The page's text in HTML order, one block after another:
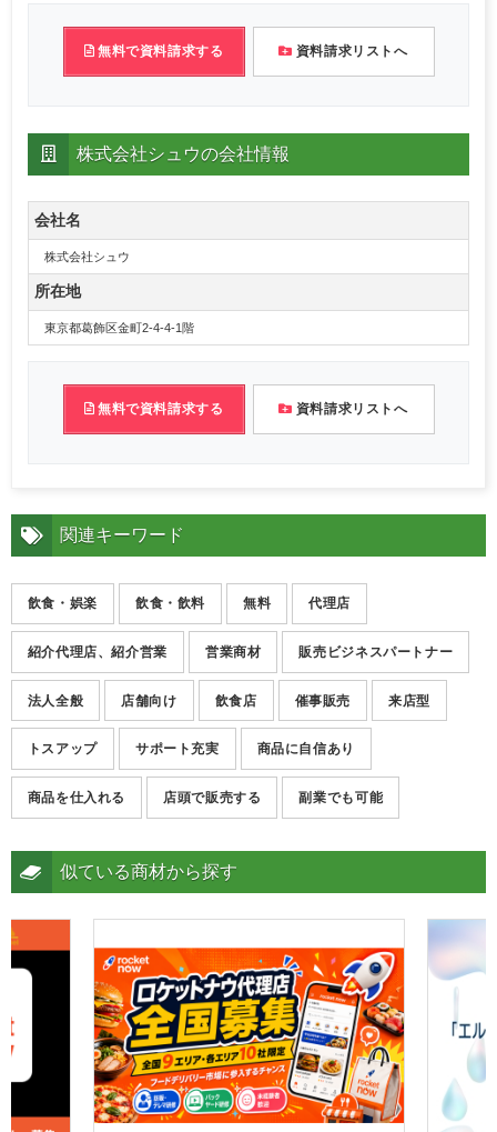
無料で資料請求する 資料請求リストへ
株式会社シュウの会社情報
会社名
株式会社シュウ
所在地
東京都葛飾区金町2-4-4-1階
無料で資料請求する 資料請求リストへ
関連キーワード
飲食・娯楽 飲食・飲料 無料 代理店
紹介代理店、紹介営業 営業商材 販売ビジネスパートナー
法人全般 店舗向け 飲食店 催事販売 来店型
トスアップ サポート充実 商品に自信あり
商品を仕入れる 店頭で販売する 副業でも可能
似ている商材から探す